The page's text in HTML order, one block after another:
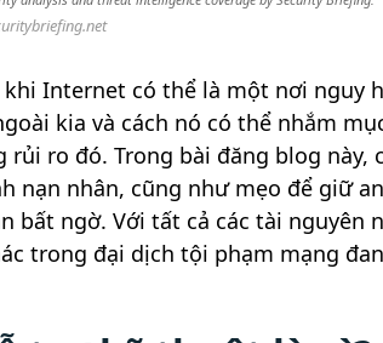
Internet có thể là một nơi nguy
kia và cách nó có thể nhắm
ro đó. Trong bài đăng blog
nạn nhân, cũng như mẹo để giữ
bất ngờ. Với tất cả các tài
trong đại dịch tội phạm mạng